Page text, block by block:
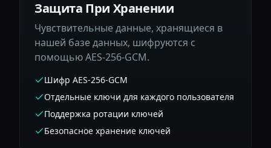
Защита При Хранении
Чувствительные данные, хранящиеся в
нашей базе данных, шифруются с
помощью AES-256-GCM.
Шифр AES-256-GCM
Отдельные ключи для каждого пользователя
Поддержка ротации ключей
Безопасное хранение ключей